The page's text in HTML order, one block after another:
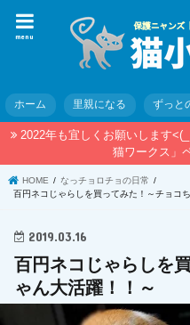
menu
ホーム 里親になる ずっと
2022年も宜しくお願いします
猫ワークス」
HOME
なっチョロチョの日常
百円ネコじゃらしを買ってみた！～チョコ
2019.03.16
百円ネコじゃらしを
ゃん大活躍！！～